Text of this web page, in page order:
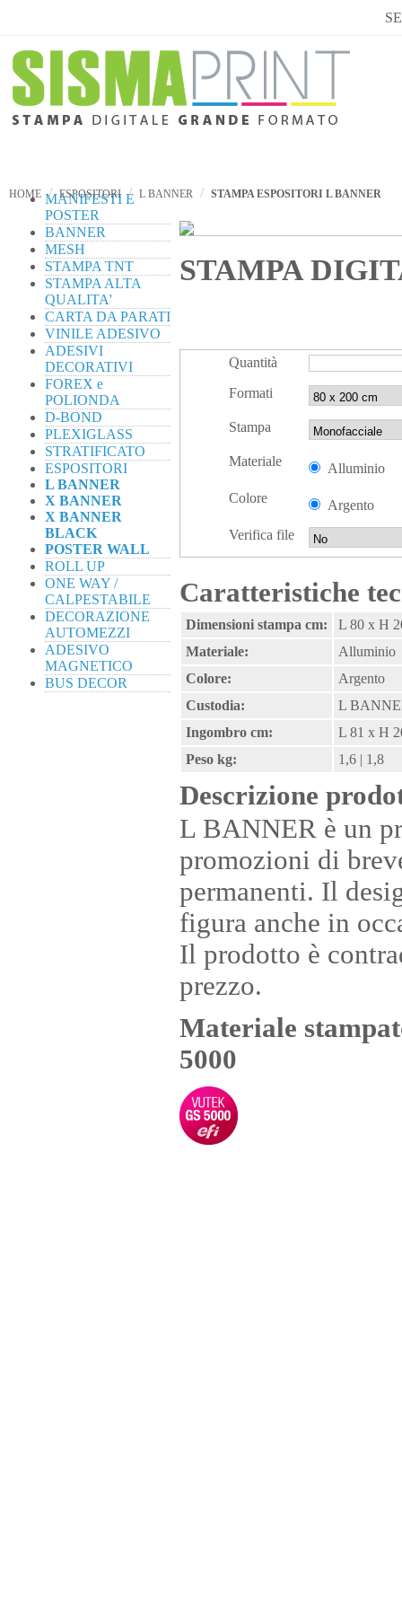
HOME / ESPOSITORI / L BANNER / STAMPA ESPOSITORI L BANNER
MANIFESTI E
POSTER
BANNER
MESH
STAMPA TNT
STAMPA ALTA
QUALITA'
CARTA DA PARATI
VINILE ADESIVO
ADESIVI
DECORATIVI
FOREX e
POLIONDA
D-BOND
PLEXIGLASS
STRATIFICATO
ESPOSITORI
L BANNER
X BANNER
X BANNER
BLACK
POSTER WALL
ROLL UP
ONE WAY /
CALPESTABILE
DECORAZIONE
AUTOMEZZI
ADESIVO
MAGNETICO
BUS DECOR
STAMPA
Quantità
Formati
Stampa
Materiale
Alluminio
Colore
Argento
Verifica file
Caratteristiche
Dimensioni stampa cm:
L 80 x H
Materiale:
Alluminio
Colore:
Argento
Custodia:
L
Ingombro cm:
L 81 x H
Peso kg:
1,6 | 1,8
Descrizione
L BANNER è un
promozioni di
permanenti. Il
figura anche in
Il prodotto è
prezzo.
Materiale
5000